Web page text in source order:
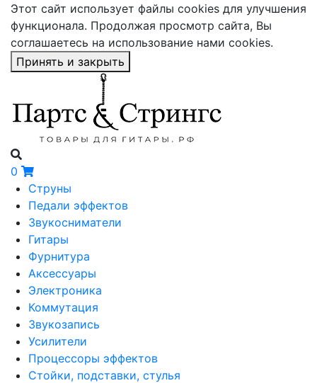
Этот сайт использует файлы cookies для улучшения
функционала. Продолжая просмотр сайта, Вы
соглашаетесь на использование нами cookies.
Принять и закрыть
0
Струны
Педали эффектов
Звукосниматели
Гитары
Фурнитура
Аксессуары
Электроника
Коммутация
Звукозапись
Усилители
Процессоры эффектов
Стойки, подставки, стулья